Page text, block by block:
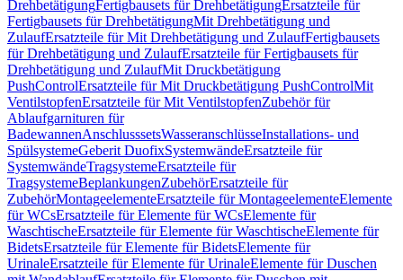
DrehbetätigungFertigbausets für DrehbetätigungErsatzteile für
Fertigbausets für DrehbetätigungMit Drehbetätigung und
ZulaufErsatzteile für Mit Drehbetätigung und ZulaufFertigbausets
für Drehbetätigung und ZulaufErsatzteile für Fertigbausets für
Drehbetätigung und ZulaufMit Druckbetätigung
PushControlErsatzteile für Mit Druckbetätigung PushControlMit
VentilstopfenErsatzteile für Mit VentilstopfenZubehör für
Ablaufgarnituren für
BadewannenAnschlusssetsWasseranschlüsseInstallations- und
SpülsystemeGeberit DuofixSystemwändeErsatzteile für
SystemwändeTragsystemeErsatzteile für
TragsystemeBeplankungenZubehörErsatzteile für
ZubehörMontageelementeErsatzteile für MontageelementeElemente
für WCsErsatzteile für Elemente für WCsElemente für
WaschtischeErsatzteile für Elemente für WaschtischeElemente für
BidetsErsatzteile für Elemente für BidetsElemente für
UrinaleErsatzteile für Elemente für UrinaleElemente für Duschen